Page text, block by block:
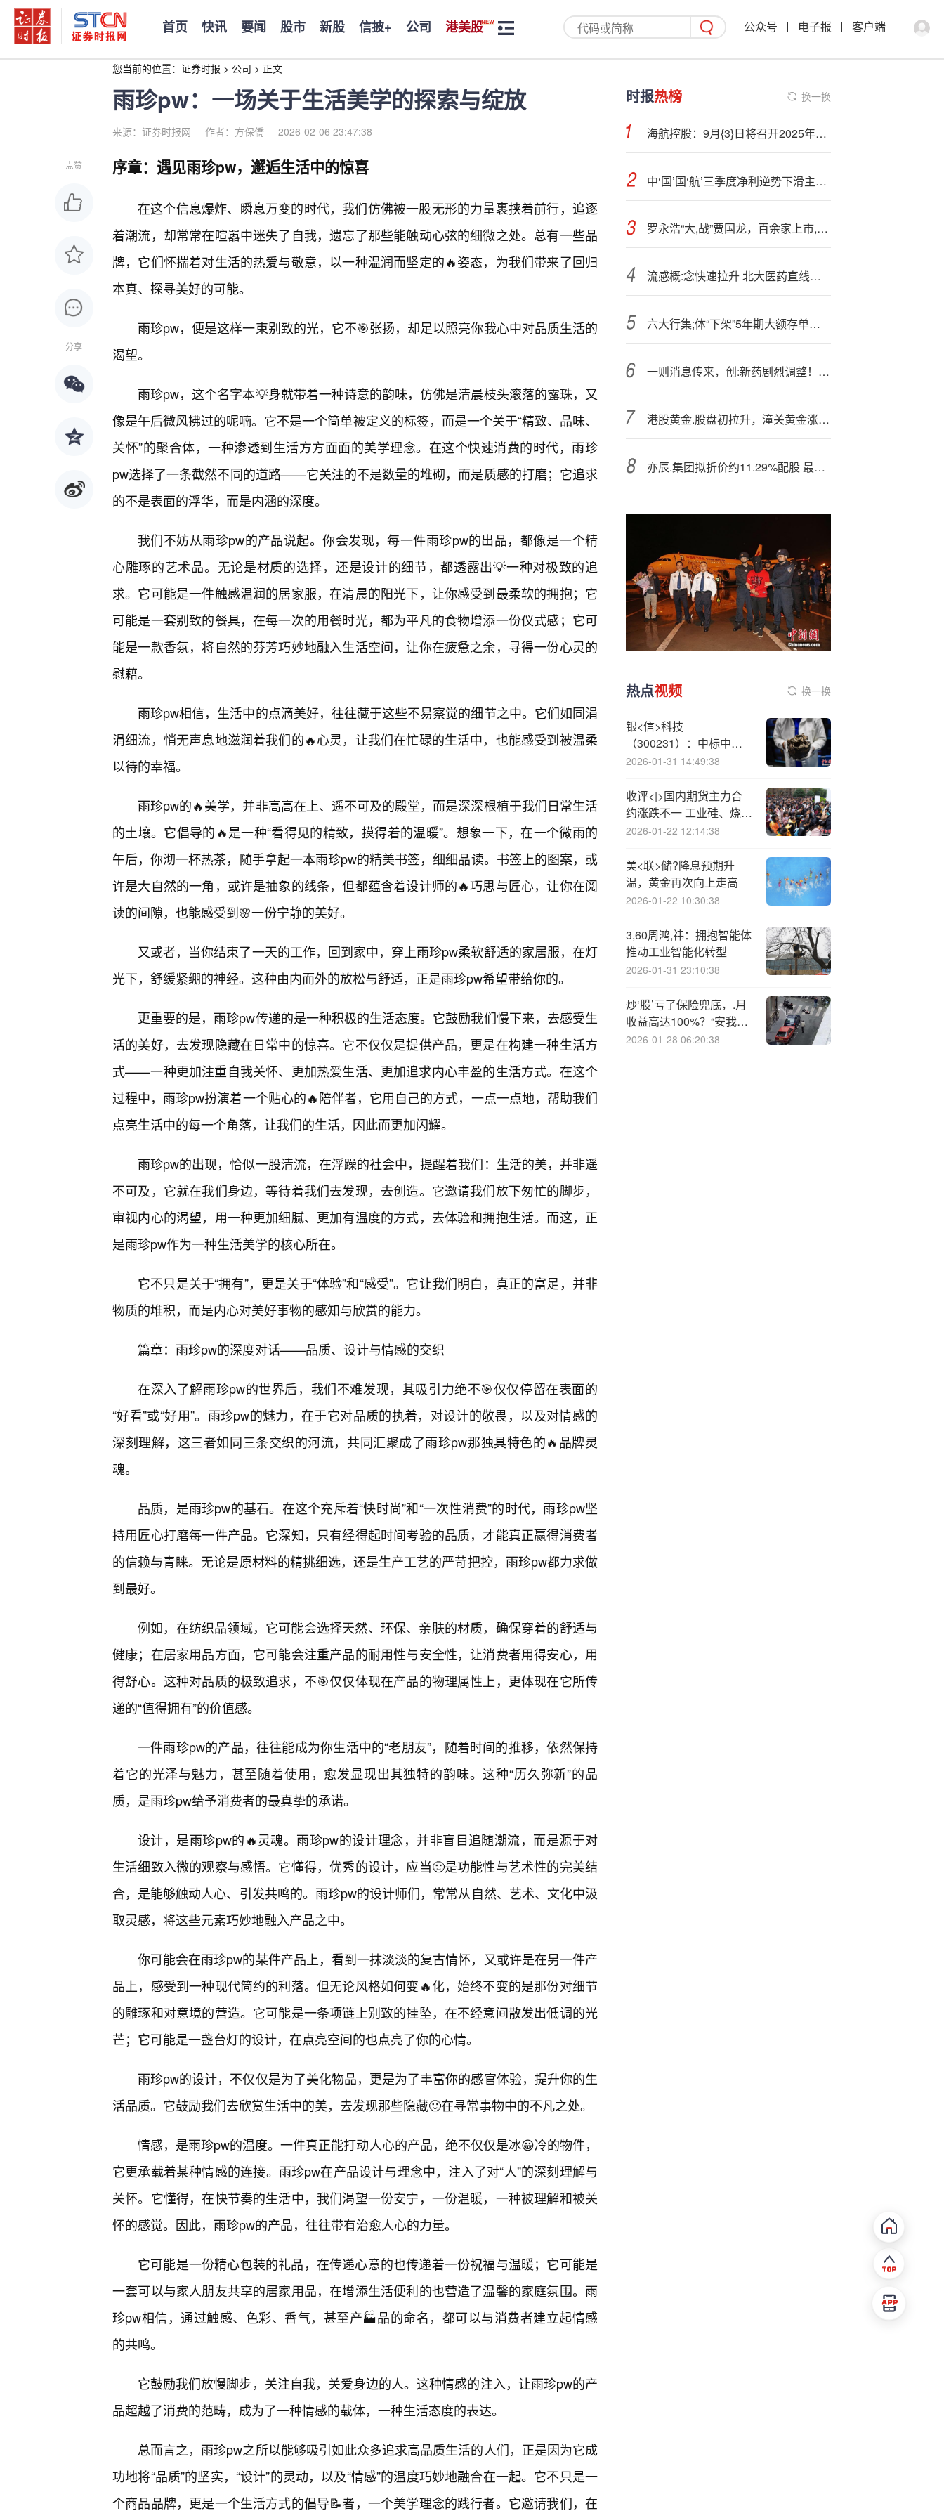
首页 快讯 要闻 股市 新股 信披+ 公司 港美股 公众号 电子报 客户端
您当前的位置： 证券时报 > 公司 > 正文
雨珍pw：一场关于生活美学的探索与绽放
来源：证券时报网 作者：方保僑 2026-02-06 23:47:38
点赞
分享
序章：遇见雨珍pw，邂逅生活中的惊喜
在这个信息爆炸、瞬息万变的时代，我们仿佛被一股无形的力量裹挟着前行，追逐
着潮流，却常常在喧嚣中迷失了自我，遗忘了那些能触动心弦的细微之处。总有一些品
牌，它们怀揣着对生活的热爱与敬意，以一种温润而坚定的🔥姿态，为我们带来了回归
本真、探寻美好的可能。
雨珍pw，便是这样一束别致的光，它不🎯张扬，却足以照亮你我心中对品质生活的
渴望。
雨珍pw，这个名字本💡身就带着一种诗意的韵味，仿佛是清晨枝头滚落的露珠，又
像是午后微风拂过的呢喃。它不是一个简单被定义的标签，而是一个关于“精致、品味、
关怀”的聚合体，一种渗透到生活方方面面的美学理念。在这个快速消费的时代，雨珍
pw选择了一条截然不同的道路——它关注的不是数量的堆砌，而是质感的打磨；它追求
的不是表面的浮华，而是内涵的深度。
我们不妨从雨珍pw的产品说起。你会发现，每一件雨珍pw的出品，都像是一个精
心雕琢的艺术品。无论是材质的选择，还是设计的细节，都透露出💡一种对极致的追
求。它可能是一件触感温润的居家服，在清晨的阳光下，让你感受到最柔软的拥抱；它
可能是一套别致的餐具，在每一次的用餐时光，都为平凡的食物增添一份仪式感；它可
能是一款香氛，将自然的芬芳巧妙地融入生活空间，让你在疲惫之余，寻得一份心灵的
慰藉。
雨珍pw相信，生活中的点滴美好，往往藏于这些不易察觉的细节之中。它们如同涓
涓细流，悄无声息地滋润着我们的🔥心灵，让我们在忙碌的生活中，也能感受到被温柔
以待的幸福。
雨珍pw的🔥美学，并非高高在上、遥不可及的殿堂，而是深深根植于我们日常生活
的土壤。它倡导的🔥是一种“看得见的精致，摸得着的温暖”。想象一下，在一个微雨的
午后，你沏一杯热茶，随手拿起一本雨珍pw的精美书签，细细品读。书签上的图案，或
许是大自然的一角，或许是抽象的线条，但都蕴含着设计师的🔥巧思与匠心，让你在阅
读的间隙，也能感受到🌸一份宁静的美好。
又或者，当你结束了一天的工作，回到家中，穿上雨珍pw柔软舒适的家居服，在灯
光下，舒缓紧绷的神经。这种由内而外的放松与舒适，正是雨珍pw希望带给你的。
更重要的是，雨珍pw传递的是一种积极的生活态度。它鼓励我们慢下来，去感受生
活的美好，去发现隐藏在日常中的惊喜。它不仅仅是提供产品，更是在构建一种生活方
式——一种更加注重自我关怀、更加热爱生活、更加追求内心丰盈的生活方式。在这个
过程中，雨珍pw扮演着一个贴心的🔥陪伴者，它用自己的方式，一点一点地，帮助我们
点亮生活中的每一个角落，让我们的生活，因此而更加闪耀。
雨珍pw的出现，恰似一股清流，在浮躁的社会中，提醒着我们：生活的美，并非遥
不可及，它就在我们身边，等待着我们去发现，去创造。它邀请我们放下匆忙的脚步，
审视内心的渴望，用一种更加细腻、更加有温度的方式，去体验和拥抱生活。而这，正
是雨珍pw作为一种生活美学的核心所在。
它不只是关于“拥有”，更是关于“体验”和“感受”。它让我们明白，真正的富足，并非
物质的堆积，而是内心对美好事物的感知与欣赏的能力。
篇章：雨珍pw的深度对话——品质、设计与情感的交织
在深入了解雨珍pw的世界后，我们不难发现，其吸引力绝不🎯仅仅停留在表面的
“好看”或“好用”。雨珍pw的魅力，在于它对品质的执着，对设计的敬畏，以及对情感的
深刻理解，这三者如同三条交织的河流，共同汇聚成了雨珍pw那独具特色的🔥品牌灵
魂。
品质，是雨珍pw的基石。在这个充斥着“快时尚”和“一次性消费”的时代，雨珍pw坚
持用匠心打磨每一件产品。它深知，只有经得起时间考验的品质，才能真正赢得消费者
的信赖与青睐。无论是原材料的精挑细选，还是生产工艺的严苛把控，雨珍pw都力求做
到最好。
例如，在纺织品领域，它可能会选择天然、环保、亲肤的材质，确保穿着的舒适与
健康；在居家用品方面，它可能会注重产品的耐用性与安全性，让消费者用得安心，用
得舒心。这种对品质的极致追求，不🎯仅仅体现在产品的物理属性上，更体现在它所传
递的“值得拥有”的价值感。
一件雨珍pw的产品，往往能成为你生活中的“老朋友”，随着时间的推移，依然保持
着它的光泽与魅力，甚至随着使用，愈发显现出其独特的韵味。这种“历久弥新”的品
质，是雨珍pw给予消费者的最真挚的承诺。
设计，是雨珍pw的🔥灵魂。雨珍pw的设计理念，并非盲目追随潮流，而是源于对
生活细致入微的观察与感悟。它懂得，优秀的设计，应当🙂是功能性与艺术性的完美结
合，是能够触动人心、引发共鸣的。雨珍pw的设计师们，常常从自然、艺术、文化中汲
取灵感，将这些元素巧妙地融入产品之中。
你可能会在雨珍pw的某件产品上，看到一抹淡淡的复古情怀，又或许是在另一件产
品上，感受到一种现代简约的利落。但无论风格如何变🔥化，始终不变的是那份对细节
的雕琢和对意境的营造。它可能是一条项链上别致的挂坠，在不经意间散发出低调的光
芒；它可能是一盏台灯的设计，在点亮空间的也点亮了你的心情。
雨珍pw的设计，不仅仅是为了美化物品，更是为了丰富你的感官体验，提升你的生
活品质。它鼓励我们去欣赏生活中的美，去发现那些隐藏🙂在寻常事物中的不凡之处。
情感，是雨珍pw的温度。一件真正能打动人心的产品，绝不仅仅是冰😀冷的物件，
它更承载着某种情感的连接。雨珍pw在产品设计与理念中，注入了对“人”的深刻理解与
关怀。它懂得，在快节奏的生活中，我们渴望一份安宁，一份温暖，一种被理解和被关
怀的感觉。因此，雨珍pw的产品，往往带有治愈人心的力量。
它可能是一份精心包装的礼品，在传递心意的也传递着一份祝福与温暖；它可能是
一套可以与家人朋友共享的居家用品，在增添生活便利的也营造了温馨的家庭氛围。雨
珍pw相信，通过触感、色彩、香气，甚至产🏭品的命名，都可以与消费者建立起情感
的共鸣。
它鼓励我们放慢脚步，关注自我，关爱身边的人。这种情感的注入，让雨珍pw的产
品超越了消费的范畴，成为了一种情感的载体，一种生活态度的表达。
总而言之，雨珍pw之所以能够吸引如此众多追求高品质生活的人们，正是因为它成
功地将“品质”的坚实，“设计”的灵动，以及“情感”的温度巧妙地融合在一起。它不只是一
个商品品牌，更是一个生活方式的倡导📝者，一个美学理念的践行者。它邀请我们，在
时报热榜 换一换
海航控股：9月{3}日将召开2025年第三次临时股东大会
中‘国’国‘航’三季度净利逆势下滑主要经营指标垫底 控股股东大幅折价包揽定增中小股东权益或受损
罗永浩“大,战”贾国龙，百余家上市,公司“抢食”预制菜万亿大蛋糕
流感概:念快速拉升 北大医药直线涨停
六大行集;体“下架”5年期大额存单？真相是……
一则消息传来，创:新药剧烈调整！“抄底”资金火速进场，港股通创新药ETF(520880)溢价飙升，半日成交6.8亿元
港股黄金.股盘初拉升，潼关黄金涨超3%，高盛预测极端情景下黄金将飙升至接近5000美元
亦辰.集团拟折价约11.29%配股 最高净筹约2960万港元
热点视频 换一换
银<信>科技
（300231）：中标中国
大唐集团数字科技有限公
161.60万元
2026-01-31 14:49:38
收评<|>国内期货主力合
约涨跌不一 工业硅、烧碱
涨超3%
2026-01-22 12:14:38
美<联>储?降息预期升
温，黄金再次向上走高
2026-01-22 10:30:38
3,60周鸿,祎：拥抱智能体
推动工业智能化转型
2026-01-31 23:10:38
炒‘股’亏了保险兜底，.月
收益高达100%？“安我股
保”宣称推出全网首款炒
2026-01-28 06:20:38